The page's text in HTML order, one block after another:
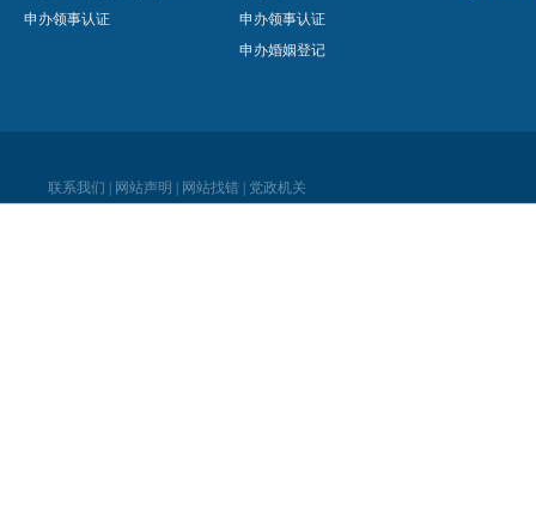
申办领事认证
申办领事认证
申办婚姻登记
联系我们 网站声明 网站找错 党政机关